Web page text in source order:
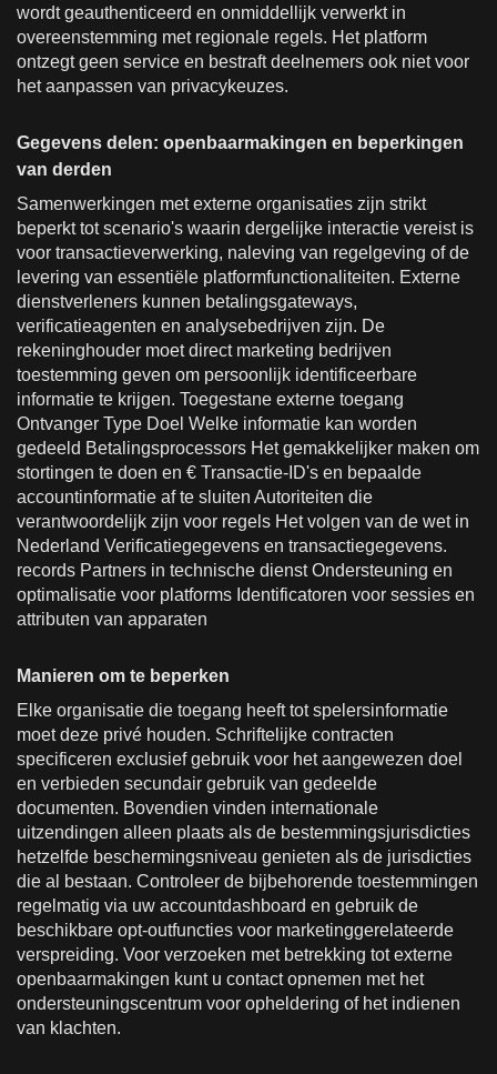
wordt geauthenticeerd en onmiddellijk verwerkt in
overeenstemming met regionale regels. Het platform
ontzegt geen service en bestraft deelnemers ook niet voor
het aanpassen van privacykeuzes.
Gegevens delen: openbaarmakingen en beperkingen
van derden
Samenwerkingen met externe organisaties zijn strikt
beperkt tot scenario's waarin dergelijke interactie vereist is
voor transactieverwerking, naleving van regelgeving of de
levering van essentiële platformfunctionaliteiten. Externe
dienstverleners kunnen betalingsgateways,
verificatieagenten en analysebedrijven zijn. De
rekeninghouder moet direct marketing bedrijven
toestemming geven om persoonlijk identificeerbare
informatie te krijgen. Toegestane externe toegang
Ontvanger Type Doel Welke informatie kan worden
gedeeld Betalingsprocessors Het gemakkelijker maken om
stortingen te doen en € Transactie-ID's en bepaalde
accountinformatie af te sluiten Autoriteiten die
verantwoordelijk zijn voor regels Het volgen van de wet in
Nederland Verificatiegegevens en transactiegegevens.
records Partners in technische dienst Ondersteuning en
optimalisatie voor platforms Identificatoren voor sessies en
attributen van apparaten
Manieren om te beperken
Elke organisatie die toegang heeft tot spelersinformatie
moet deze privé houden. Schriftelijke contracten
specificeren exclusief gebruik voor het aangewezen doel
en verbieden secundair gebruik van gedeelde
documenten. Bovendien vinden internationale
uitzendingen alleen plaats als de bestemmingsjurisdicties
hetzelfde beschermingsniveau genieten als de jurisdicties
die al bestaan. Controleer de bijbehorende toestemmingen
regelmatig via uw accountdashboard en gebruik de
beschikbare opt-outfuncties voor marketinggerelateerde
verspreiding. Voor verzoeken met betrekking tot externe
openbaarmakingen kunt u contact opnemen met het
ondersteuningscentrum voor opheldering of het indienen
van klachten.